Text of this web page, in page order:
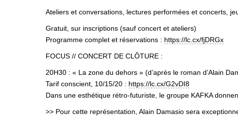
Ateliers et conversations, lectures performées et concerts,
Gratuit, sur inscriptions (sauf concert et ateliers)
Programme complet et réservations : https://lc.cx/fjDRGx
FOCUS // CONCERT DE CLÔTURE :
20H30 : « La zone du dehors » (d’après le roman d’Alain
Tarif conscient, 10/15/20 : https://lc.cx/G2vDI8
Dans une esthétique rétro-futuriste, le groupe KAFKA
>> Pour cette représentation, Alain Damasio sera